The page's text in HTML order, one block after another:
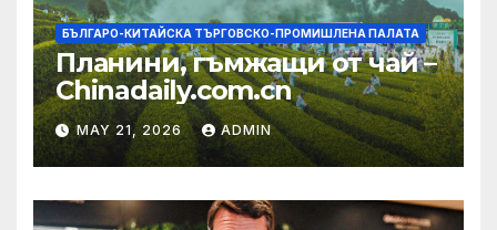
БЪЛГАРО-КИТАЙСКА ТЪРГОВСКО-ПРОМИШЛЕНА ПАЛАТА
Планини, гъмжащи от чай –
Chinadaily.com.cn
MAY 21, 2026 ADMIN